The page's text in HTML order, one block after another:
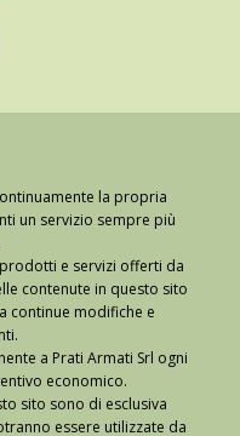
la propria
un servizio sempre più
e servizi offerti da
contenute in questo sito
continue modifiche e
a Prati Armati Srl ogni
economico.
sito sono di esclusiva
essere utilizzate da